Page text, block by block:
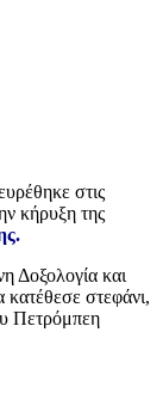
στις
κήρυξη της
Δοξολογία και
κατέθεσε στεφάνι,
Πετρόμπεη